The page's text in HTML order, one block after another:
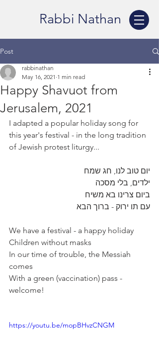
Rabbi Nathan
Post
Happy Shavuot from
Jerusalem, 2021
rabbinathan
May 16, 2021 1 min read
I adapted a popular holiday song for
this year's festival - in the long tradition
of Jewish protest liturgy...
יום טוב לנו, חג שמח
ילדים, בלי מסכה
ביום צרינו בא משיח
עם תו ירוק - ברוך הבא
We have a festival - a happy holiday
Children without masks
In our time of trouble, the Messiah
comes
With a green (vaccination) pass -
welcome!
https://youtu.be/mopBHvzCNGM